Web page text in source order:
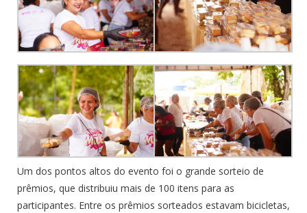
Um dos pontos altos do evento foi o grande sorteio de
prêmios, que distribuiu mais de 100 itens para as
participantes. Entre os prêmios sorteados estavam bicicletas,